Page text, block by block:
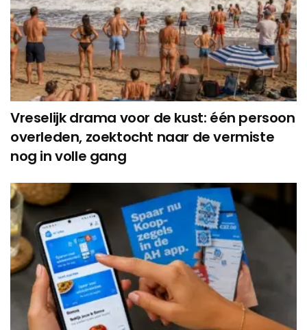
Vreselijk drama voor de kust: één persoon
overleden, zoektocht naar de vermiste
nog in volle gang